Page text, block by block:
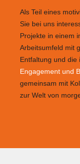
Als Teil eines
Sie bei uns
Projekte in einem
Arbeitsumfeld mit
Entfaltung und die
Engagement und
gemeinsam mit
zur Welt von